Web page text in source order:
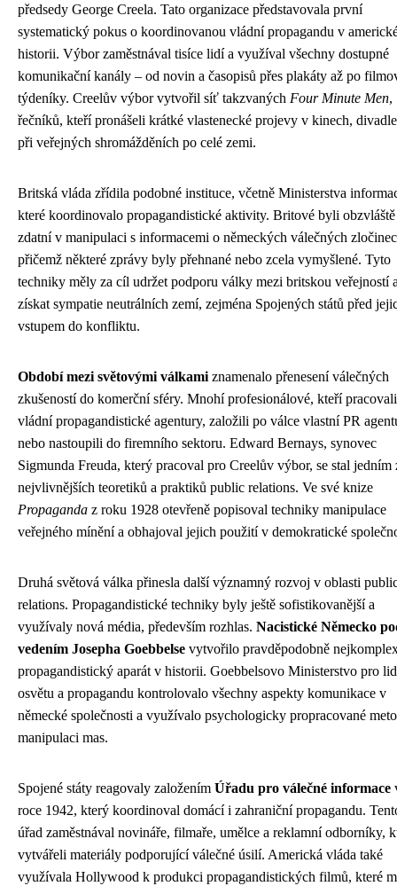
předsedy George Creela. Tato organizace představovala první
systematický pokus o koordinovanou vládní propagandu v
historii. Výbor zaměstnával tisíce lidí a využíval všechny dostupné
komunikační kanály – od novin a časopisů přes plakáty až po
týdeníky. Creelův výbor vytvořil síť takzvaných Four Minute Men,
řečníků, kteří pronášeli krátké vlastenecké projevy v kinech,
při veřejných shromážděních po celé zemi.
Britská vláda zřídila podobné instituce, včetně Ministerstva
které koordinovalo propagandistické aktivity. Britové byli obzvláště
zdatní v manipulaci s informacemi o německých válečných
přičemž některé zprávy byly přehnané nebo zcela vymyšlené. Tyto
techniky měly za cíl udržet podporu války mezi britskou veřejností
získat sympatie neutrálních zemí, zejména Spojených států před
vstupem do konfliktu.
Období mezi světovými válkami znamenalo přenesení válečných
zkušeností do komerční sféry. Mnohí profesionálové, kteří
vládní propagandistické agentury, založili po válce vlastní PR
nebo nastoupili do firemního sektoru. Edward Bernays, synovec
Sigmunda Freuda, který pracoval pro Creelův výbor, se stal jedním
nejvlivnějších teoretiků a praktiků public relations. Ve své knize
Propaganda z roku 1928 otevřeně popisoval techniky manipulace
veřejného mínění a obhajoval jejich použití v demokratické
Druhá světová válka přinesla další významný rozvoj v oblasti
relations. Propagandistické techniky byly ještě sofistikovanější a
využívaly nová média, především rozhlas. Nacistické Německo
vedením Josepha Goebbelse vytvořilo pravděpodobně
propagandistický aparát v historii. Goebbelsovo Ministerstvo pro
osvětu a propagandu kontrolovalo všechny aspekty komunikace v
německé společnosti a využívalo psychologicky propracované
manipulaci mas.
Spojené státy reagovaly založením Úřadu pro válečné informace
roce 1942, který koordinoval domácí i zahraniční propagandu.
úřad zaměstnával novináře, filmaře, umělce a reklamní odborníky,
vytvářeli materiály podporující válečné úsilí. Americká vláda také
využívala Hollywood k produkci propagandistických filmů, které